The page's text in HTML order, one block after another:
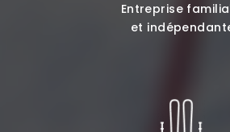
Entreprise
et